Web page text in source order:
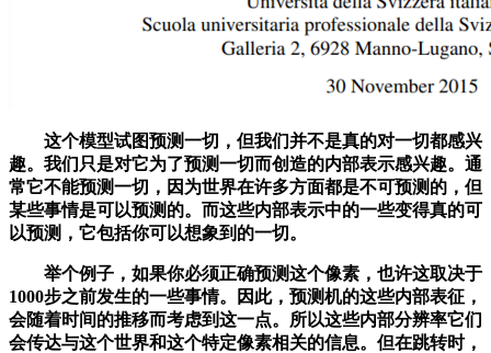
这个模型试图预测一切，但我们并不是真的对一切都感兴
趣。我们只是对它为了预测一切而创造的内部表示感兴趣。通
常它不能预测一切，因为世界在许多方面都是不可预测的，但
某些事情是可以预测的。而这些内部表示中的一些变得真的可
以预测，它包括你可以想象到的一切。
举个例子，如果你必须正确预测这个像素，也许这取决于
1000步之前发生的一些事情。因此，预测机的这些内部表征，
会随着时间的推移而考虑到这一点。所以这些内部分辨率它们
会传达与这个世界和这个特定像素相关的信息。但在跳转时，